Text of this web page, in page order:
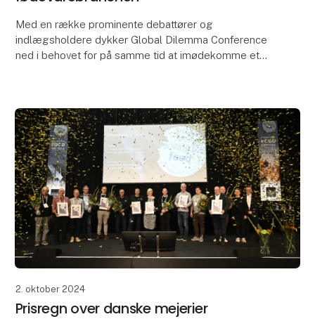
Med en række prominente debattører og
indlægsholdere dykker Global Dilemma Conference
ned i behovet for på samme tid at imødekomme et
2. oktober 2024
Prisregn over danske mejerier